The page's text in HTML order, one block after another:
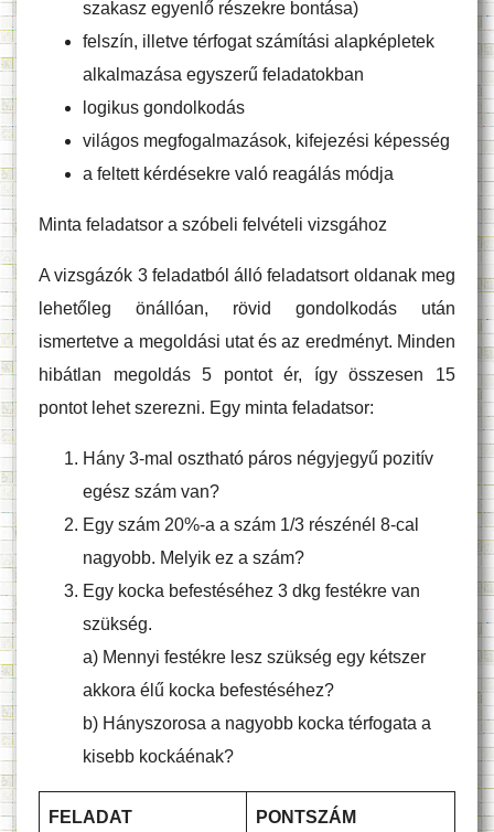
szakasz egyenlő részekre bontása)
felszín, illetve térfogat számítási alapképletek
alkalmazása egyszerű feladatokban
logikus gondolkodás
világos megfogalmazások, kifejezési képesség
a feltett kérdésekre való reagálás módja
Minta feladatsor a szóbeli felvételi vizsgához
A vizsgázók 3 feladatból álló feladatsort oldanak meg
lehetőleg önállóan, rövid gondolkodás után
ismertetve a megoldási utat és az eredményt. Minden
hibátlan megoldás 5 pontot ér, így összesen 15
pontot lehet szerezni. Egy minta feladatsor:
Hány 3-mal osztható páros négyjegyű pozitív
egész szám van?
Egy szám 20%-a a szám 1/3 részénél 8-cal
nagyobb. Melyik ez a szám?
Egy kocka befestéséhez 3 dkg festékre van
szükség.
a) Mennyi festékre lesz szükség egy kétszer
akkora élű kocka befestéséhez?
b) Hányszorosa a nagyobb kocka térfogata a
kisebb kockáénak?
FELADAT PONTSZÁM